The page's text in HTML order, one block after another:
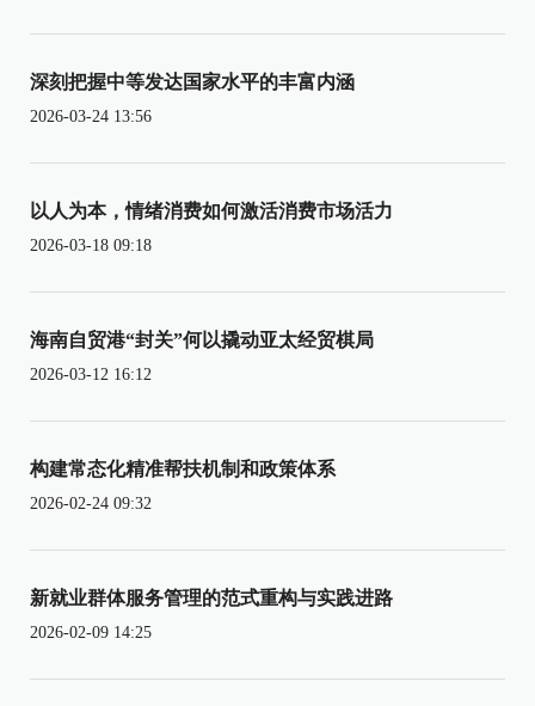
深刻把握中等发达国家水平的丰富内涵
2026-03-24 13:56
以人为本，情绪消费如何激活消费市场活力
2026-03-18 09:18
海南自贸港“封关”何以撬动亚太经贸棋局
2026-03-12 16:12
构建常态化精准帮扶机制和政策体系
2026-02-24 09:32
新就业群体服务管理的范式重构与实践进路
2026-02-09 14:25